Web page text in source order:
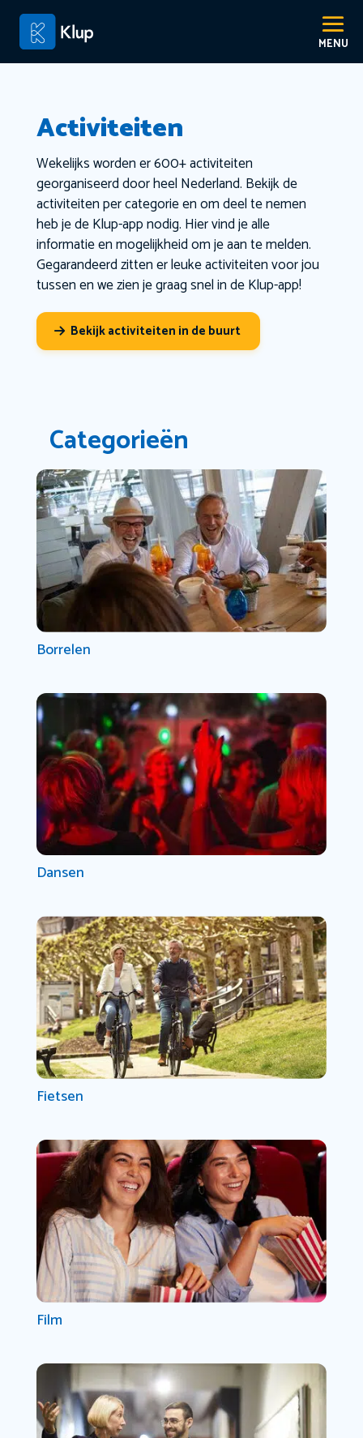
Activiteiten
Wekelijks worden er 600+ activiteiten
georganiseerd door heel Nederland. Bekijk de
activiteiten per categorie en om deel te nemen
heb je de Klup-app nodig. Hier vind je alle
informatie en mogelijkheid om je aan te melden.
Gegarandeerd zitten er leuke activiteiten voor jou
tussen en we zien je graag snel in de Klup-app!
Bekijk activiteiten in de buurt
Categorieën
Borrelen
Dansen
Fietsen
Film